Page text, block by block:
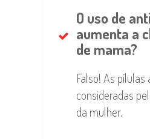
O uso de
aumenta a
de mama?
Falso! As
consideradas
da mulher.